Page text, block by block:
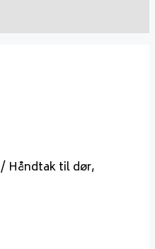
/ Håndtak til dør,